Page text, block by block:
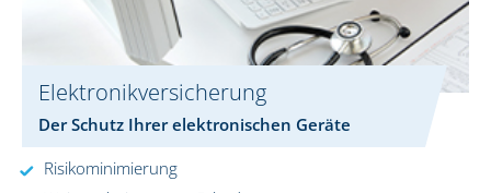
Elektronikversicherung
Der Schutz Ihrer elektronischen Geräte
Risikominimierung